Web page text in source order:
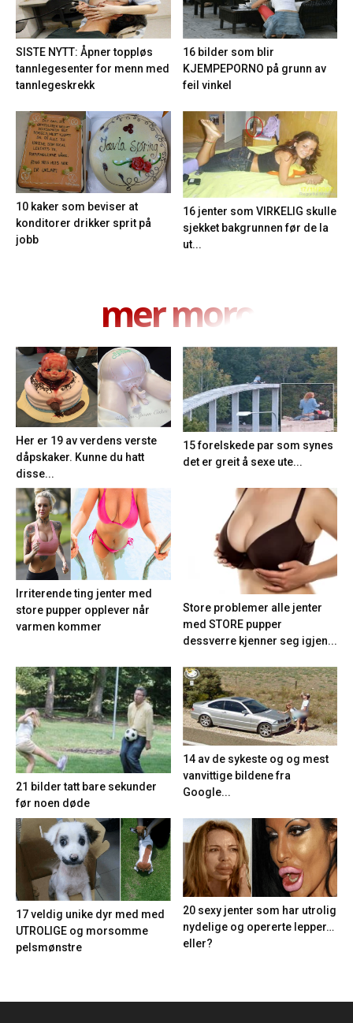
SISTE NYTT: Åpner toppløs
tannlegesenter for menn med
tannlegeskrekk
16 bilder som blir
KJEMPEPORNO på grunn av
feil vinkel
10 kaker som beviser at
konditorer drikker sprit på
jobb
16 jenter som VIRKELIG skulle
sjekket bakgrunnen før de la
ut...
mer moro
Her er 19 av verdens verste
dåpskaker. Kunne du hatt
disse...
15 forelskede par som synes
det er greit å sexe ute...
Irriterende ting jenter med
store pupper opplever når
varmen kommer
Store problemer alle jenter
med STORE pupper
dessverre kjenner seg igjen...
21 bilder tatt bare sekunder
før noen døde
14 av de sykeste og og mest
vanvittige bildene fra
Google...
17 veldig unike dyr med med
UTROLIGE og morsomme
pelsmønstre
20 sexy jenter som har utrolig
nydelige og opererte lepper…
eller?